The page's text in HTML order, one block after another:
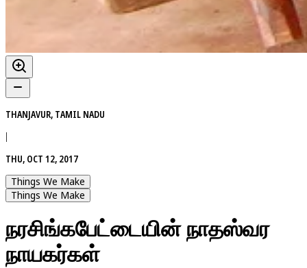
THANJAVUR, TAMIL NADU
|
THU, OCT 12, 2017
Things We Make
Things We Make
நரசிங்கபேட்டையின் நாதஸ்வர
நாயகர்கள்